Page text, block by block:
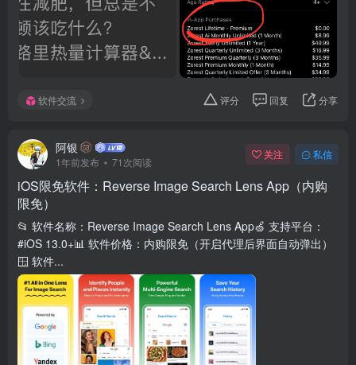
软件交流 评分 回复 分享
阿银
1年前发布 71次阅读
关注 私信
iOS限免软件：Reverse Image Search Lens App（内购
限免）
📂 软件名称：Reverse Image Search Lens App🍏 支持平台：
#iOS 13.0+📊 软件价格：内购限免（开启代理后界面自动弹出）
🪟 软件...